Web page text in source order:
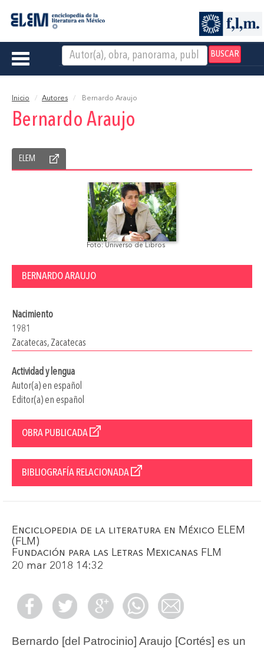
BUSCAR
Toggle
Inicio Autores Bernardo Araujo
Bernardo Araujo
ELEM
Foto: Universo de Libros
BERNARDO ARAUJO
Nacimiento
1981
Zacatecas, Zacatecas
Actividad y lengua
Autor(a) en español
Editor(a) en español
OBRA PUBLICADA
BIBLIOGRAFÍA RELACIONADA
Enciclopedia de la literatura en México ELEM
(FLM)
Fundación para las Letras Mexicanas FLM
20 mar 2018 14:32
Bernardo [del Patrocinio] Araujo [Cortés] es un